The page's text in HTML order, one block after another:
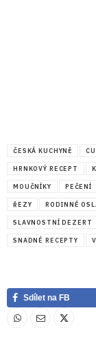
ČESKÁ KUCHYNĚ
HRNKOVÝ RECEPT
MOUČNÍKY PEČENÍ
ŘEZY RODINNÉ
SLAVNOSTNÍ DEZERT
SNADNÉ RECEPTY
Sdílet na FB